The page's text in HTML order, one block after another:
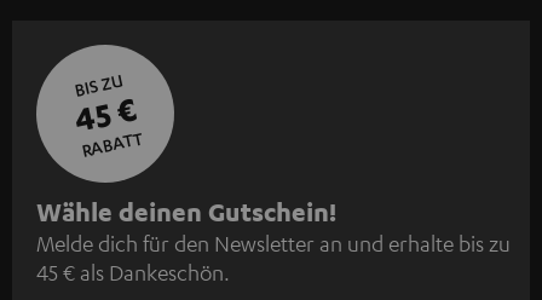
BIS ZU
45 €
RABATT
N
e
w
Wähle deinen Gutschein!
Melde dich für den Newsletter an und erhalte bis zu
45 € als Dankeschön.